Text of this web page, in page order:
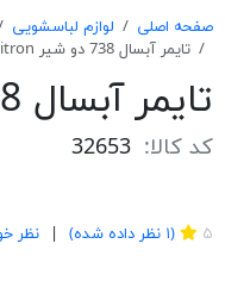
صفحه اصلی لوازم لباسشویی
تایمر آبسال 738 دو شیر Bitron
تایمر آبسال 738 دو شیر Bitron
کد کالا: 32653
۵ (۱ نظر داده شده) نظر